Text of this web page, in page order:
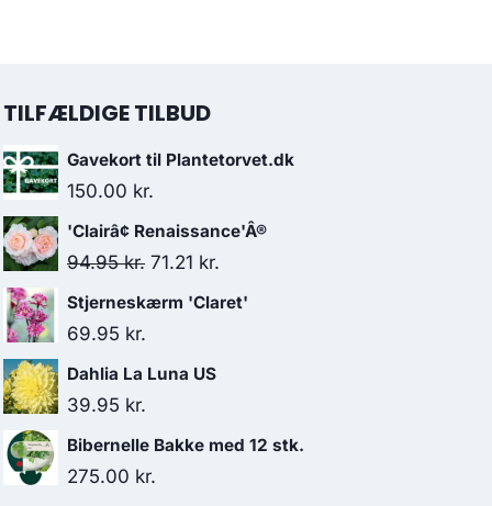
TILFÆLDIGE TILBUD
Gavekort til Plantetorvet.dk
150.00 kr.
'Clairâ¢ Renaissance'Â®
94.95kr. Den
oprindelige
71.21 kr.
aktuelle
Stjerneskærm 'Claret'
69.95 kr.
Dahlia La Luna US
39.95 kr.
Bibernelle Bakke med 12 stk.
275.00 kr.